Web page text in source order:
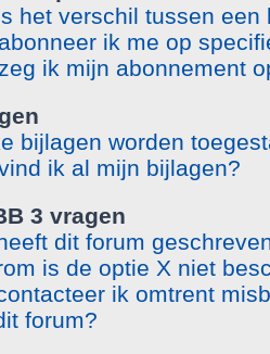
het verschil tussen
ik me op
ik mijn abonnement
bijlagen worden
ik al mijn bijlagen?
3 vragen
dit forum
is de optie X niet
ik omtrent
forum?